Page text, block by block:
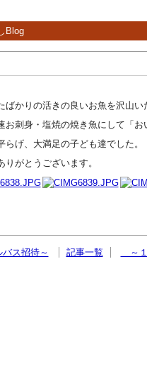
Blog
きの良いお魚を沢山いた
焼の焼き魚にして「おい
足の子ども達でした。
います。
ス招待～ 記事一覧 ～